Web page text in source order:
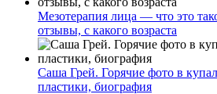
Мезотерапия лица — что это
отзывы, с какого возраста
Саша Грей. Горячие фото в
пластики, биография